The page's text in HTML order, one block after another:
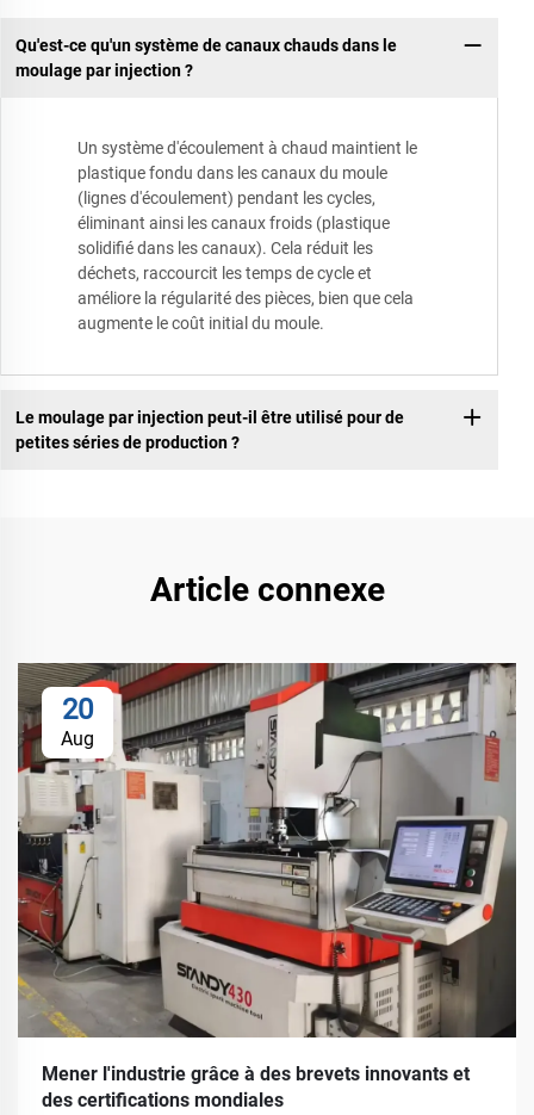
Qu'est-ce qu'un système de canaux chauds dans le
moulage par injection ?
Un système d'écoulement à chaud maintient le
plastique fondu dans les canaux du moule
(lignes d'écoulement) pendant les cycles,
éliminant ainsi les canaux froids (plastique
solidifié dans les canaux). Cela réduit les
déchets, raccourcit les temps de cycle et
améliore la régularité des pièces, bien que cela
augmente le coût initial du moule.
Le moulage par injection peut-il être utilisé pour de
petites séries de production ?
Article connexe
20
Aug
Mener l'industrie grâce à des brevets innovants et
des certifications mondiales